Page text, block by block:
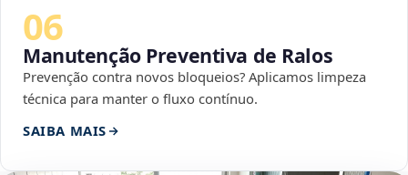
06
Manutenção Preventiva de Ralos
Prevenção contra novos bloqueios? Aplicamos limpeza
técnica para manter o fluxo contínuo.
SAIBA MAIS